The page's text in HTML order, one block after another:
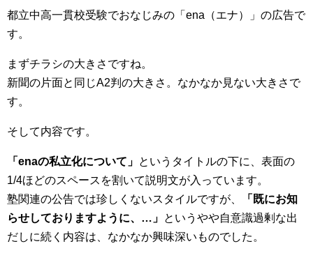
都立中高一貫校受験でおなじみの「ena（エナ）」の広告で
す。
まずチラシの大きさですね。
新聞の片面と同じA2判の大きさ。なかなか見ない大きさで
す。
そして内容です。
「enaの私立化について」 というタイトルの下に、表面の
1/4ほどのスペースを割いて説明文が入っています。
塾関連の公告では珍しくないスタイルですが、
「既にお知
らせしておりますように、…」 というやや自意識過剰な出
だしに続く内容は、なかなか興味深いものでした。